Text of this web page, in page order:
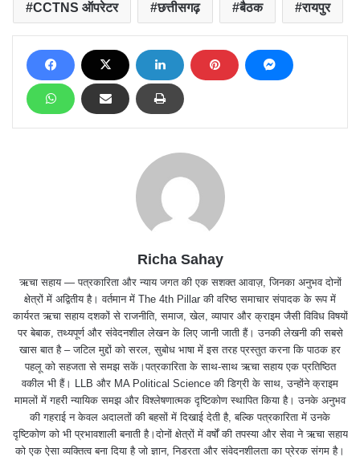
CCTNS ऑपरेटर छत्तीसगढ़ बैठक रायपुर
Richa Sahay
ऋचा सहाय — पत्रकारिता और न्याय जगत की एक सशक्त आवाज़, जिनका अनुभव दोनों
क्षेत्रों में अद्वितीय है। वर्तमान में The 4th Pillar की वरिष्ठ समाचार संपादक के रूप में
कार्यरत ऋचा सहाय दशकों से राजनीति, समाज, खेल, व्यापार और क्राइम जैसी विविध विषयों
पर बेबाक, तथ्यपूर्ण और संवेदनशील लेखन के लिए जानी जाती हैं। उनकी लेखनी की सबसे
खास बात है – जटिल मुद्दों को सरल, सुबोध भाषा में इस तरह प्रस्तुत करना कि पाठक हर
पहलू को सहजता से समझ सकें।पत्रकारिता के साथ-साथ ऋचा सहाय एक प्रतिष्ठित
वकील भी हैं। LLB और MA Political Science की डिग्री के साथ, उन्होंने क्राइम
मामलों में गहरी न्यायिक समझ और विश्लेषणात्मक दृष्टिकोण स्थापित किया है। उनके अनुभव
की गहराई न केवल अदालतों की बहसों में दिखाई देती है, बल्कि पत्रकारिता में उनके
दृष्टिकोण को भी प्रभावशाली बनाती है।दोनों क्षेत्रों में वर्षों की तपस्या और सेवा ने ऋचा सहाय
को एक ऐसा व्यक्तित्व बना दिया है जो ज्ञान, निडरता और संवेदनशीलता का प्रेरक संगम है।